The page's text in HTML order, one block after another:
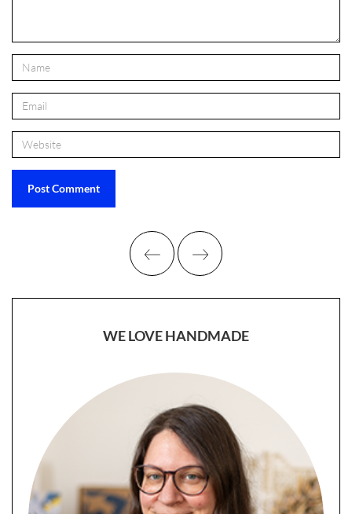
WE LOVE HANDMADE